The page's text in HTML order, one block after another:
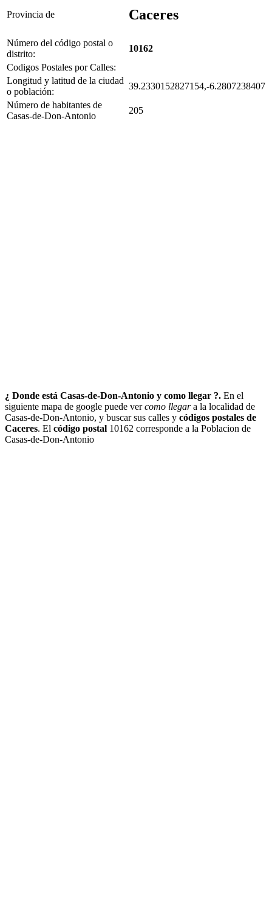
Provincia de Caceres
Número del código postal o
distrito:
10162
Codigos Postales por Calles:
Longitud y latitud de la ciudad
o población:
39.2330152827154,-6.2807238407
Número de habitantes de
Casas-de-Don-Antonio
205
¿ Donde está Casas-de-Don-Antonio y como llegar ?. En el
siguiente mapa de google puede vercomo llegara la localidad de
Casas-de-Don-Antonio, y buscar sus calles y códigos postales de
Caceres. El código postal 10162 corresponde a la Poblacion de
Casas-de-Don-Antonio